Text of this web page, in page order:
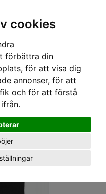
cookies
förbättra din
för att visa dig
annonser, för att
och för att förstå
FLAME S/S TIRT